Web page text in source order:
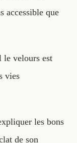
accessible que
le velours est
vies
les bons
de son